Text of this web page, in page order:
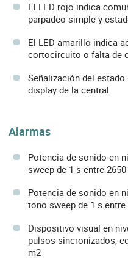
El LED rojo indica
parpadeo simple y
El LED amarillo indica
cortocircuito o falta de
Señalización del
display de la central
Alarmas
Potencia de sonido en
sweep de 1 s entre
Potencia de sonido en
tono sweep de 1 s entre
Dispositivo visual en
pulsos sincronizados,
m2